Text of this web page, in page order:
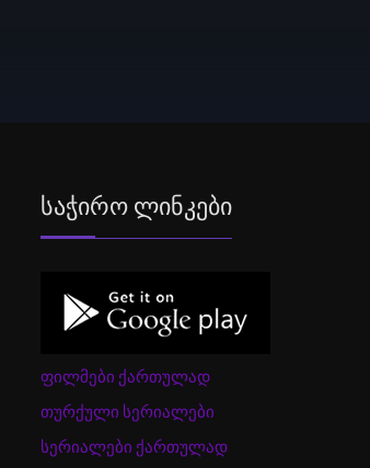
Საჭირო Ლინკები
ფილმები ქართულად
თურქული სერიალები
სერიალები ქართულად